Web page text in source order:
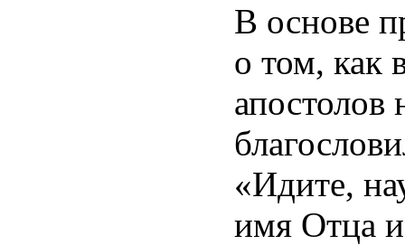
В основе
о том, как
апостолов
«Идите,
имя Отца